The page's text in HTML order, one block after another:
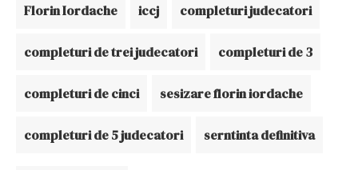
Florin Iordache iccj completuri judecatori
completuri de trei judecatori completuri de 3
completuri de cinci sesizare florin iordache
completuri de 5 judecatori serntinta definitiva